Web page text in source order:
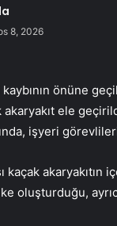
8, 2026
önüne
ele
işyeri görevlileri
kaçak
oluşturduğu,